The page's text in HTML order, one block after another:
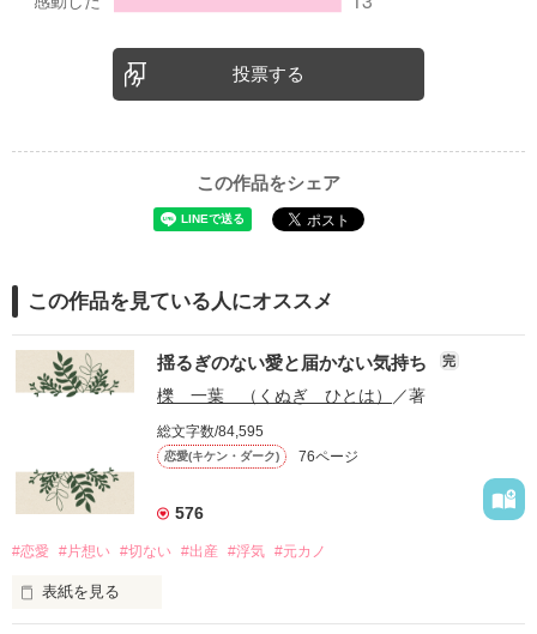
投票する
この作品をシェア
この作品を見ている人にオススメ
揺るぎのない愛と届かない気持ち 完
櫟 一葉 （くぬぎ ひとは） ／著
総文字数/84,595
恋愛(キケン・ダーク) 76ページ
576
#恋愛 #片想い #切ない #出産 #浮気 #元カノ
表紙を見る